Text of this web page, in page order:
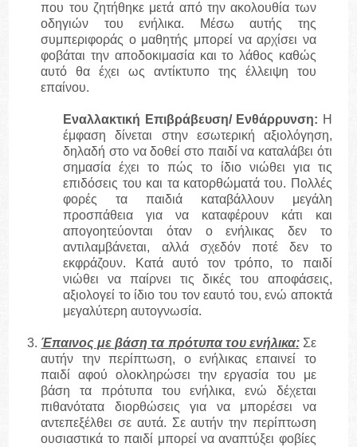
που του ζητήθηκε μετά από την ακολουθία των
οδηγιών του ενήλικα. Μέσω αυτής της
συμπεριφοράς ο μαθητής μπορεί να αρχίσει να
φοβάται την αποδοκιμασία και το λάθος καθώς
αυτό θα έχει ως αντίκτυπο της έλλειψη του
επαίνου.
Εναλλακτική Επιβράβευση/ Ενθάρρυνση: Η
έμφαση δίνεται στην εσωτερική αξιολόγηση,
δηλαδή στο να δοθεί στο παιδί να καταλάβει ότι
σημασία έχει το πώς το ίδιο νιώθει για τις
επιδόσεις του και τα κατορθώματά του. Πολλές
φορές τα παιδιά καταβάλλουν μεγάλη
προσπάθεια για να καταφέρουν κάτι και
απογοητεύονται όταν ο ενήλικας δεν το
αντιλαμβάνεται, αλλά σχεδόν ποτέ δεν το
εκφράζουν. Κατά αυτό τον τρόπο, το παιδί
νιώθει να παίρνει τις δικές του αποφάσεις,
αξιολογεί το ίδιο του τον εαυτό του, ενώ αποκτά
μεγαλύτερη αυτογνωσία.
Έπαινος με βάση τα πρότυπα του ενήλικα:Σε
αυτήν την περίπτωση, ο ενήλικας επαινεί το
παιδί αφού ολοκληρώσει την εργασία του με
βάση τα πρότυπα του ενήλικα, ενώ δέχεται
πιθανότατα διορθώσεις για να μπορέσει να
αντεπεξέλθει σε αυτά. Σε αυτήν την περίπτωση
ουσιαστικά το παιδί μπορεί να αναπτύξει φοβίες